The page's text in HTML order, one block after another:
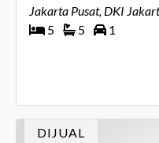
Jakarta Pusat, DKI
5
5 1
DIJUAL